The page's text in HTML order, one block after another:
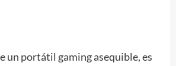
un portátil gaming asequible, es